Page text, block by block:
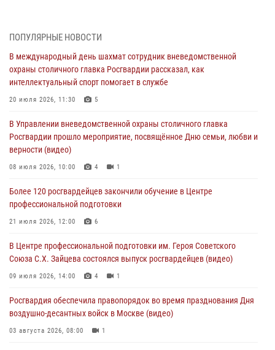
футбольного матча Кубка России (Видео)
05 августа 2026, 12:35
Делегация МВД Республики Беларусь ознакомилась с передовыми
04 августа 2026, 18:16
В столичном главке Росгвардии завершился чемпионат по самбо и
боевому самбо. (видео)
Офицер Росгвардии стал гостем прямого эфира на «Радио Москвы»
и рассказал о работе дежурных частей
ПОПУЛЯРНЫЕ НОВОСТИ
В международный день шахмат сотрудник вневедомственной
охраны столичного главка Росгвардии рассказал, как
интеллектуальный спорт помогает в службе
20 июля 2026, 11:30 5
В Управлении вневедомственной охраны столичного главка
Росгвардии прошло мероприятие, посвящённое Дню семьи, любви и
верности (видео)
08 июля 2026, 10:00 4 1
Более 120 росгвардейцев закончили обучение в Центре
профессиональной подготовки
21 июля 2026, 12:00 6
В Центре профессиональной подготовки им. Героя Советского
Союза С.Х. Зайцева состоялся выпуск росгвардейцев (видео)
09 июля 2026, 14:00 4 1
Росгвардия обеспечила правопорядок во время празднования Дня
воздушно-десантных войск в Москве (видео)
03 августа 2026, 08:00 1